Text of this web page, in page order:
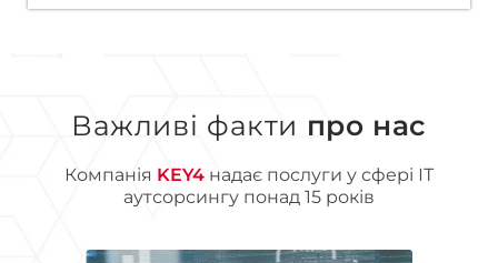
Важливі факти про нас
Компанія KEY4 надає послуги у сфері ІТ
аутсорсингу понад 15 років